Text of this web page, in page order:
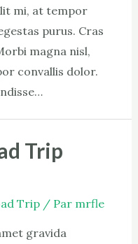
mi, at tempor
purus. Cras
magna nisl,
convallis dolor.
Trip
Trip/ Par mrfle
gravida